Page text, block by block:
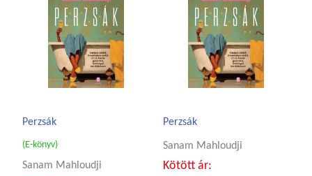
Perzsák
(E-könyv)
Sanam Mahloudji
Perzsák
Sanam Mahloudji
Kötött ár: